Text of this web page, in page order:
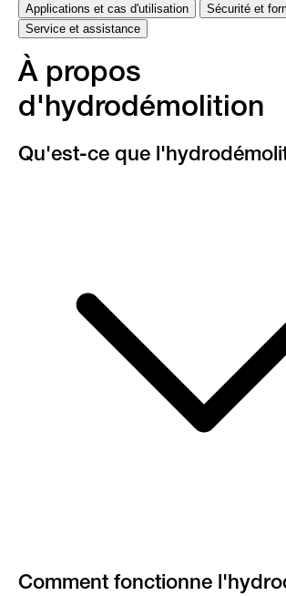
Applications et cas d'utilisation
Sécurité et
Service et assistance
À propos
d'hydrodémolition
Qu'est-ce que
Comment fonctionne